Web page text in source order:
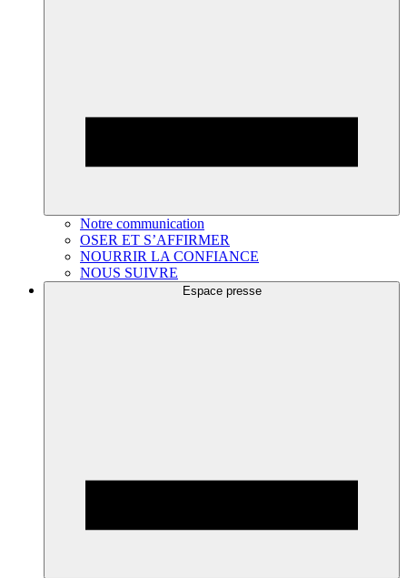
Notre communication
OSER ET S’AFFIRMER
NOURRIR LA CONFIANCE
NOUS SUIVRE
Espace presse